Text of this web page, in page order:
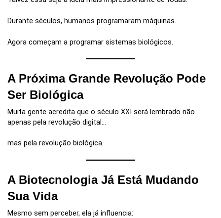
Durante séculos, humanos programaram máquinas.
Agora começam a programar sistemas biológicos.
A Próxima Grande Revolução Pode
Ser Biológica
Muita gente acredita que o século XXI será lembrado não
apenas pela revolução digital…
mas pela revolução biológica.
A Biotecnologia Já Está Mudando
Sua Vida
Mesmo sem perceber, ela já influencia: